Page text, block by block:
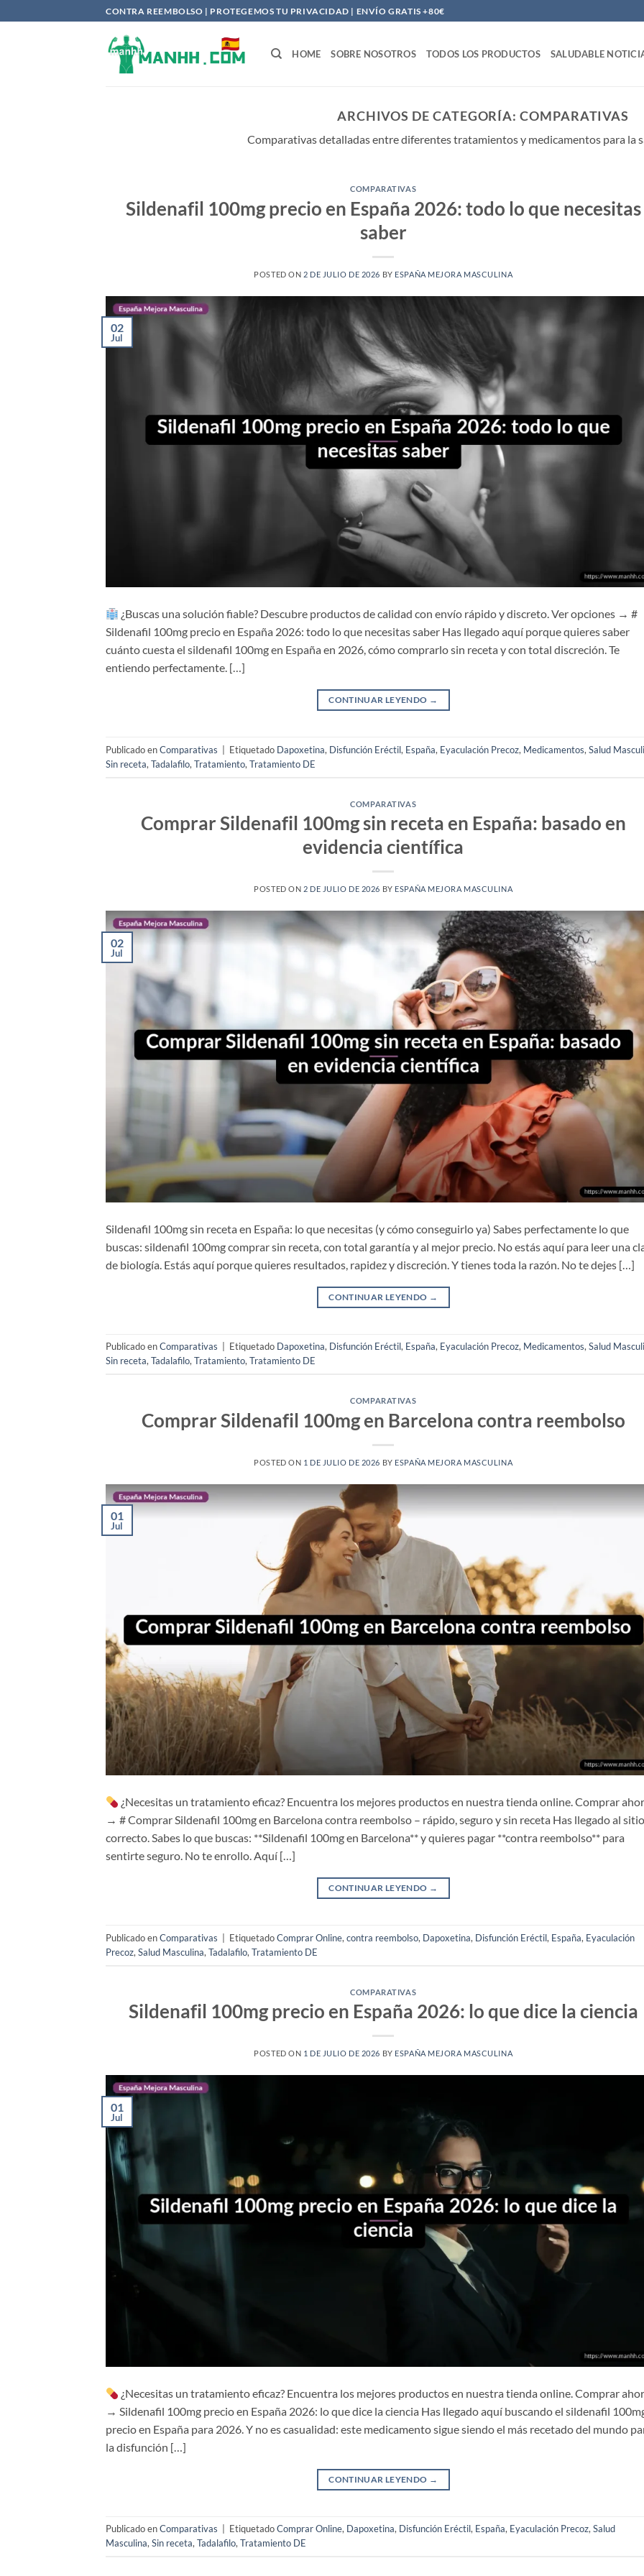
al
CONTRA REEMBOLSO | PROTEGEMOS TU PRIVACIDAD | ENVÍO GRATIS +80€
HOME SOBRE NOSOTROS TODOS LOS PRODUCTOS SALUDABLE
ARCHIVOS DE CATEGORÍA:COMPARATIVAS
Comparativas detalladas entre diferentes tratamientos y medicamentos para la
COMPARATIVAS
Sildenafil 100mg precio en España 2026: todo lo que necesitas
saber
POSTED ON 2 DE JULIO DE 2026 BY ESPAÑA MEJORA MASCULINA
02
Jul
¿Buscas una solución fiable? Descubre productos de calidad con envío rápido y discreto. Ver opciones → #
Sildenafil 100mg precio en España 2026: todo lo que necesitas saber Has llegado aquí porque quieres saber
cuánto cuesta el sildenafil 100mg en España en 2026, cómo comprarlo sin receta y con total discreción. Te
entiendo perfectamente. […]
CONTINUAR LEYENDO →
Publicado enComparativas Etiquetado Dapoxetina, Disfunción Eréctil, España, Eyaculación Precoz, Medicamentos, Salud
Sin receta, Tadalafilo, Tratamiento, Tratamiento DE
COMPARATIVAS
Comprar Sildenafil 100mg sin receta en España: basado en
evidencia científica
POSTED ON 2 DE JULIO DE 2026 BY ESPAÑA MEJORA MASCULINA
02
Jul
Sildenafil 100mg sin receta en España: lo que necesitas (y cómo conseguirlo ya) Sabes perfectamente lo que
buscas: sildenafil 100mg comprar sin receta, con total garantía y al mejor precio. No estás aquí para leer una
de biología. Estás aquí porque quieres resultados, rapidez y discreción. Y tienes toda la razón. No te dejes […]
CONTINUAR LEYENDO →
Publicado enComparativas Etiquetado Dapoxetina, Disfunción Eréctil, España, Eyaculación Precoz, Medicamentos,Salud
Sin receta,Tadalafilo,Tratamiento,Tratamiento DE
COMPARATIVAS
Comprar Sildenafil 100mg en Barcelona contra reembolso
POSTED ON 1 DE JULIO DE 2026 BY ESPAÑA MEJORA MASCULINA
01
Jul
¿Necesitas un tratamiento eficaz? Encuentra los mejores productos en nuestra tienda online. Comprar
→ # Comprar Sildenafil 100mg en Barcelona contra reembolso – rápido, seguro y sin receta Has llegado al sitio
correcto. Sabes lo que buscas: **Sildenafil 100mg en Barcelona** y quieres pagar **contra reembolso** para
sentirte seguro. No te enrollo. Aquí […]
CONTINUAR LEYENDO →
Publicado enComparativas EtiquetadoComprar Online, contra reembolso, Dapoxetina, Disfunción Eréctil, España, Eyaculación
Precoz, Salud Masculina, Tadalafilo, Tratamiento DE
COMPARATIVAS
Sildenafil 100mg precio en España 2026: lo que dice la ciencia
POSTED ON 1 DE JULIO DE 2026 BY ESPAÑA MEJORA MASCULINA
01
Jul
¿Necesitas un tratamiento eficaz? Encuentra los mejores productos en nuestra tienda online. Comprar
→ Sildenafil 100mg precio en España 2026: lo que dice la ciencia Has llegado aquí buscando el sildenafil
precio en España para 2026. Y no es casualidad: este medicamento sigue siendo el más recetado del mundo
la disfunción […]
CONTINUAR LEYENDO →
Publicado enComparativas EtiquetadoComprar Online, Dapoxetina, Disfunción Eréctil, España, Eyaculación Precoz,Salud
Masculina,Sin receta,Tadalafilo,Tratamiento DE